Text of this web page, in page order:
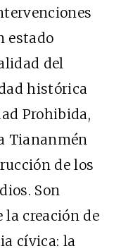
estado
del
histórica
Prohibida,
Tiananmén
de los
Son
la creación de
cívica: la